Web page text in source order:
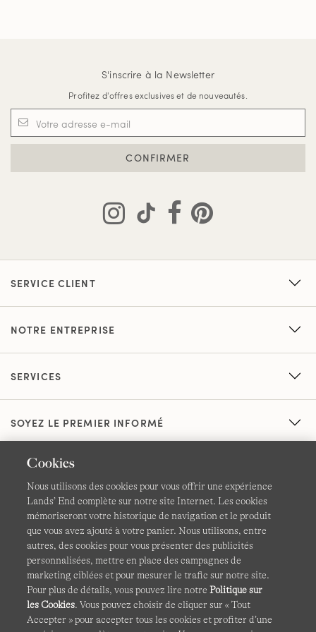
S'inscrire à la Newsletter
Profitez d'offres exclusives et de nouveautés.
CONFIRMER
SERVICE CLIENT
NOTRE ENTREPRISE
SERVICES
SOYEZ LE PREMIER INFORMÉ
CGV Confidentialité et sécurité
Cookies -Gérer mes paramètres Carte du site
Lands' End à l'international
Cookies
Nous utilisons des cookies pour vous offrir une expérience
Lands’ End complète sur notre site Internet. Les cookies
mémoriseront votre historique de navigation et le produit
que vous avez ajouté à votre panier. Nous utilisons, entre
autres, des cookies pour vous présenter des publicités
personnalisées, mettre en place des campagnes de
marketing ciblées et pour mesurer le trafic sur notre site.
Pour plus de détails, vous pouvez lire notrePolitique sur
les Cookies. Vous pouvez choisir de cliquer sur « Tout
Accepter » pour accepter tous les cookies et profiter d’une